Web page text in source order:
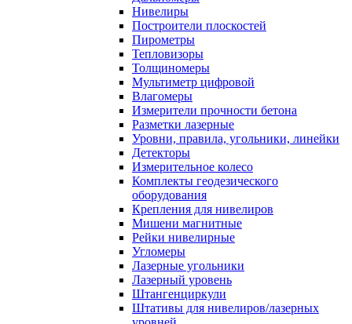
Нивелиры
Построители плоскостей
Пирометры
Тепловизоры
Толщиномеры
Мультиметр цифровой
Влагомеры
Измерители прочности бетона
Разметки лазерные
Уровни, правила, угольники, линейки
Детекторы
Измерительное колесо
Комплекты геодезического
оборудования
Крепления для нивелиров
Мишени магнитные
Рейки нивелирные
Угломеры
Лазерные угольники
Лазерный уровень
Штангенциркули
Штативы для нивелиров/лазерных